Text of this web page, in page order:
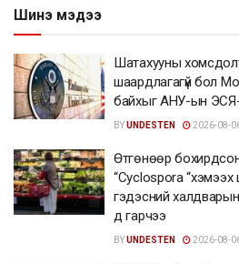
Шинэ мэдээ
Шатахууны
шаардлагагүй бол
байхыг АНУ-ын
BYUNDESTEN 2026-08-
Өтгөнөөр
“Cyclospora “хэмээх
гэдэсний
д гарчээ
BYUNDESTEN 2026-08-